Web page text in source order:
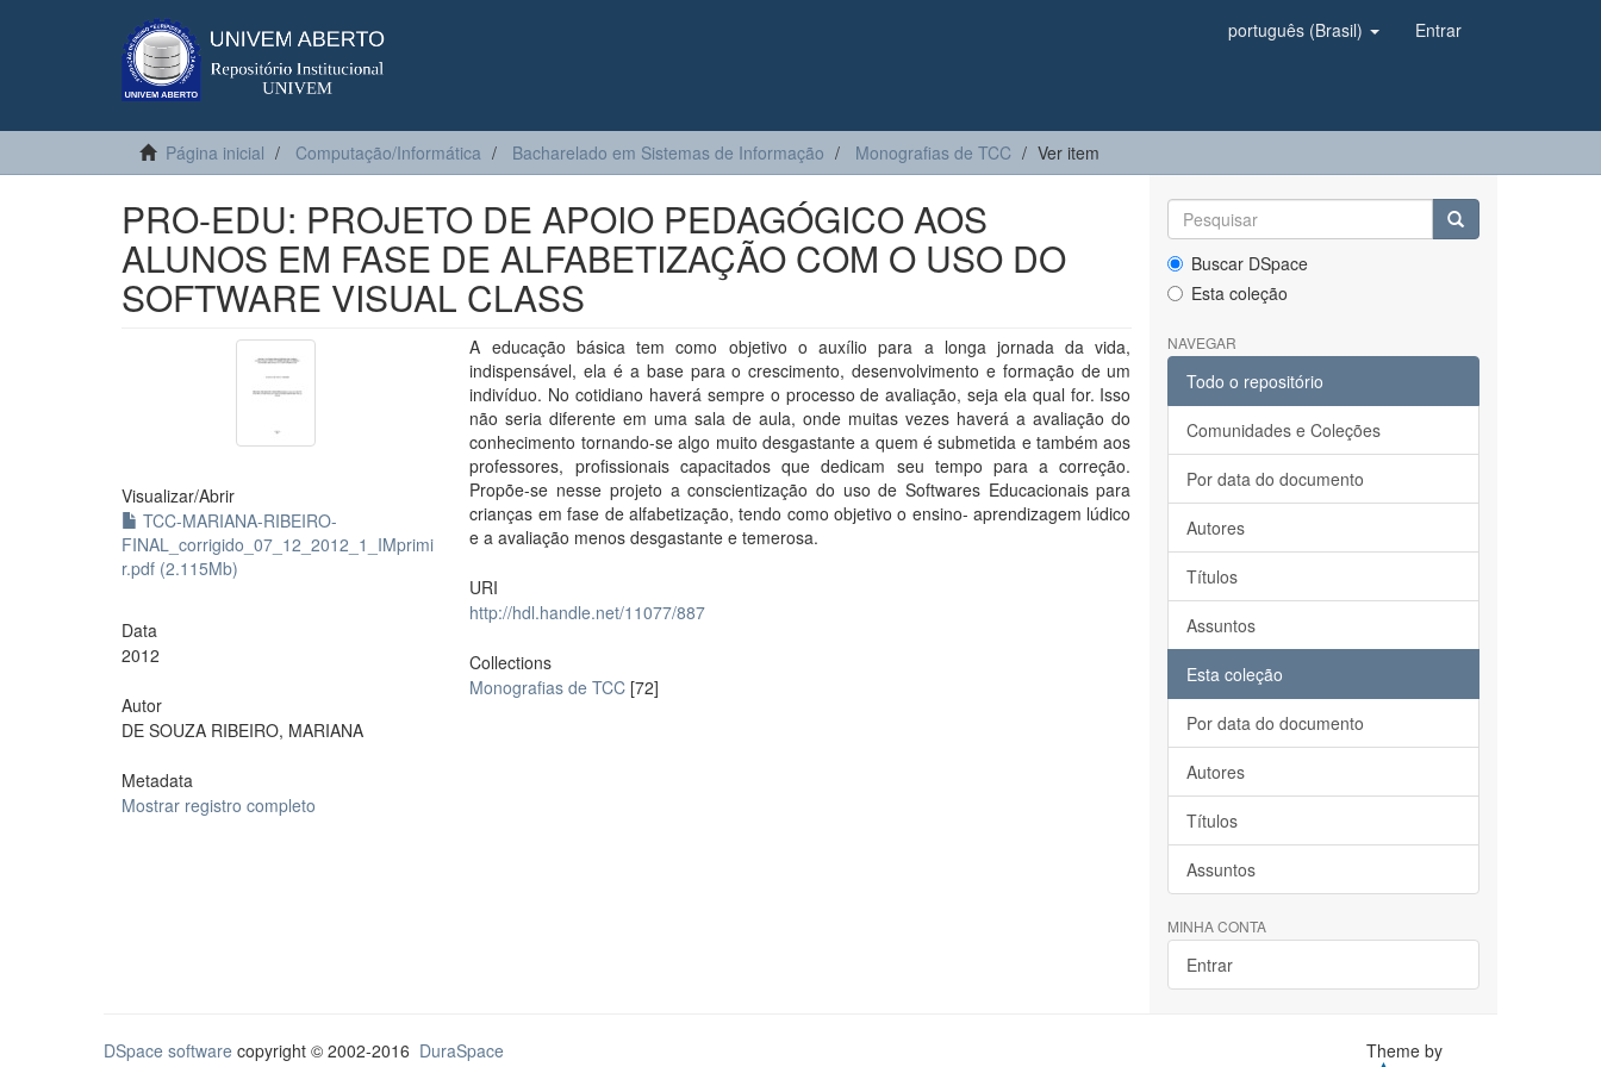
português (Brasil) Entrar
Página inicial Computação/Informática Bacharelado em Sistemas de Informação Monografias de TCC Ver item
PRO-EDU: PROJETO DE APOIO PEDAGÓGICO AOS
ALUNOS EM FASE DE ALFABETIZAÇÃO COM O USO DO
SOFTWARE VISUAL CLASS
Visualizar/Abrir
TCC-MARIANA-RIBEIRO-
FINAL_corrigido_07_12_2012_1_IMprimi
r.pdf (2.115Mb)
Data
2012
Autor
DE SOUZA RIBEIRO, MARIANA
Metadata
Mostrar registro completo
A educação básica tem como objetivo o auxílio para a longa jornada da vida,
indispensável, ela é a base para o crescimento, desenvolvimento e formação de um
indivíduo. No cotidiano haverá sempre o processo de avaliação, seja ela qual for. Isso
não seria diferente em uma sala de aula, onde muitas vezes haverá a avaliação do
conhecimento tornando-se algo muito desgastante a quem é submetida e também aos
professores, profissionais capacitados que dedicam seu tempo para a correção.
Propõe-se nesse projeto a conscientização do uso de Softwares Educacionais para
crianças em fase de alfabetização, tendo como objetivo o ensino- aprendizagem lúdico
e a avaliação menos desgastante e temerosa.
URI
http://hdl.handle.net/11077/887
Collections
Monografias de TCC [72]
Buscar DSpace
Esta coleção
NAVEGAR
Todo o repositório
Comunidades e Coleções
Por data do documento
Autores
Títulos
Assuntos
Esta coleção
Por data do documento
Autores
Títulos
Assuntos
MINHA CONTA
Entrar
DSpace software copyright © 2002-2016 DuraSpace
Theme by